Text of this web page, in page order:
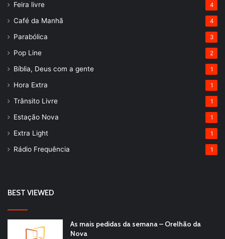
Feira livre 4
Café da Manhã 4
Parabólica 3
Pop Line 2
Bíblia, Deus com a gente 1
Hora Extra 1
Trânsito Livre 1
Estação Nova 1
Extra Light 1
Rádio Frequência 1
BEST VIEWED
As mais pedidas da semana – Orelhão da
Nova